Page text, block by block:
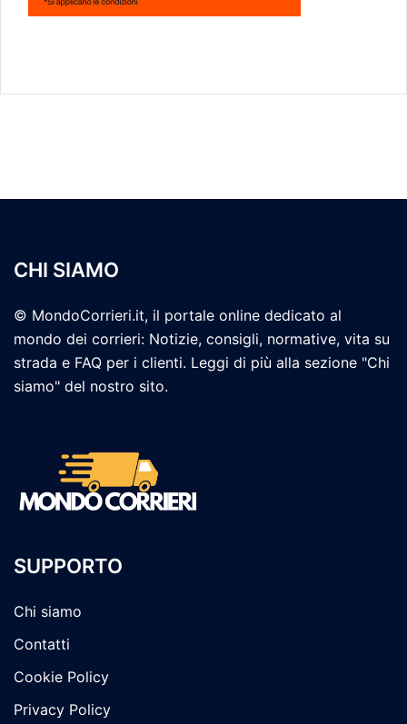
CHI SIAMO
© MondoCorrieri.it, il portale online dedicato al
mondo dei corrieri: Notizie, consigli, normative, vita su
strada e FAQ per i clienti. Leggi di più alla sezione "Chi
siamo" del nostro sito.
SUPPORTO
Chi siamo
Contatti
Cookie Policy
Privacy Policy